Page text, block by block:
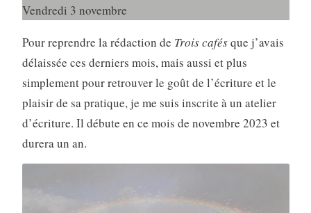
Vendredi 3 novembre
Pour reprendre la rédaction de Trois cafésque j’avais
délaissée ces derniers mois, mais aussi et plus
simplement pour retrouver le goût de l’écriture et le
plaisir de sa pratique, je me suis inscrite à un atelier
d’écriture. Il débute en ce mois de novembre 2023 et
durera un an.